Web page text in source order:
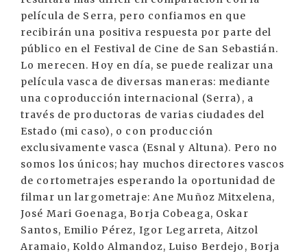
película de Serra, pero confiamos en que
recibirán una positiva respuesta por parte del
público en el Festival de Cine de San Sebastián.
Lo merecen. Hoy en día, se puede realizar una
película vasca de diversas maneras: mediante
una coproducción internacional (Serra), a
través de productoras de varias ciudades del
Estado (mi caso), o con producción
exclusivamente vasca (Esnal y Altuna). Pero no
somos los únicos; hay muchos directores vascos
de cortometrajes esperando la oportunidad de
filmar un largometraje: Ane Muñoz Mitxelena,
José Mari Goenaga, Borja Cobeaga, Oskar
Santos, Emilio Pérez, Igor Legarreta, Aitzol
Aramaio, Koldo Almandoz, Luiso Berdejo, Borja